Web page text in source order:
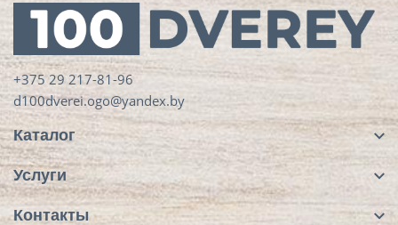
+375 29 217-81-96
d100dverei.ogo@yandex.by
Каталог
Услуги
Контакты